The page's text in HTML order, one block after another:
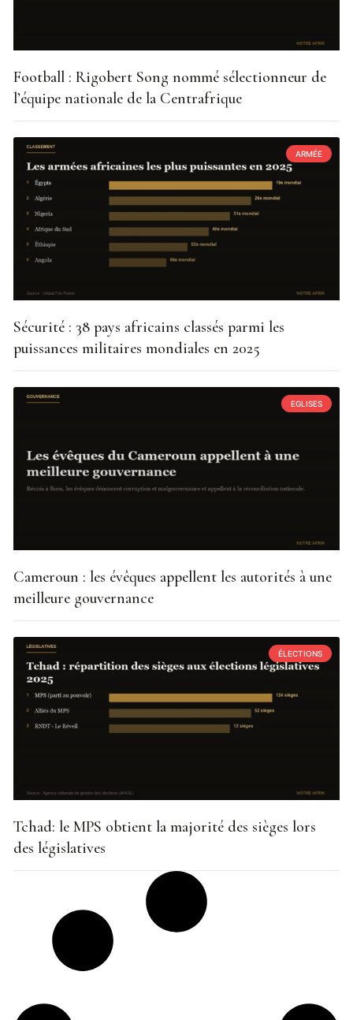
Football : Rigobert Song nommé sélectionneur de
l’équipe nationale de la Centrafrique
ARMÉE
Sécurité : 38 pays africains classés parmi les
puissances militaires mondiales en 2025
EGLISES
Cameroun : les évêques appellent les autorités à une
meilleure gouvernance
ÉLECTIONS
Tchad: le MPS obtient la majorité des sièges lors
des législatives